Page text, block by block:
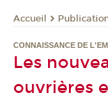
Accueil
CONNAISSANCE DE
Les
ouvrières